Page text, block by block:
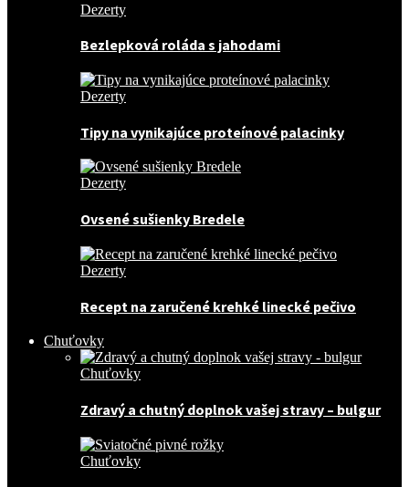
Dezerty
Bezlepková roláda s jahodami
Dezerty
Tipy na vynikajúce proteínové palacinky
Dezerty
Ovsené sušienky Bredele
Dezerty
Recept na zaručené krehké linecké pečivo
Chuťovky
Chuťovky
Zdravý a chutný doplnok vašej stravy – bulgur
Chuťovky